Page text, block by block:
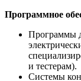
Программное
Программы
и тестерам).
Системы